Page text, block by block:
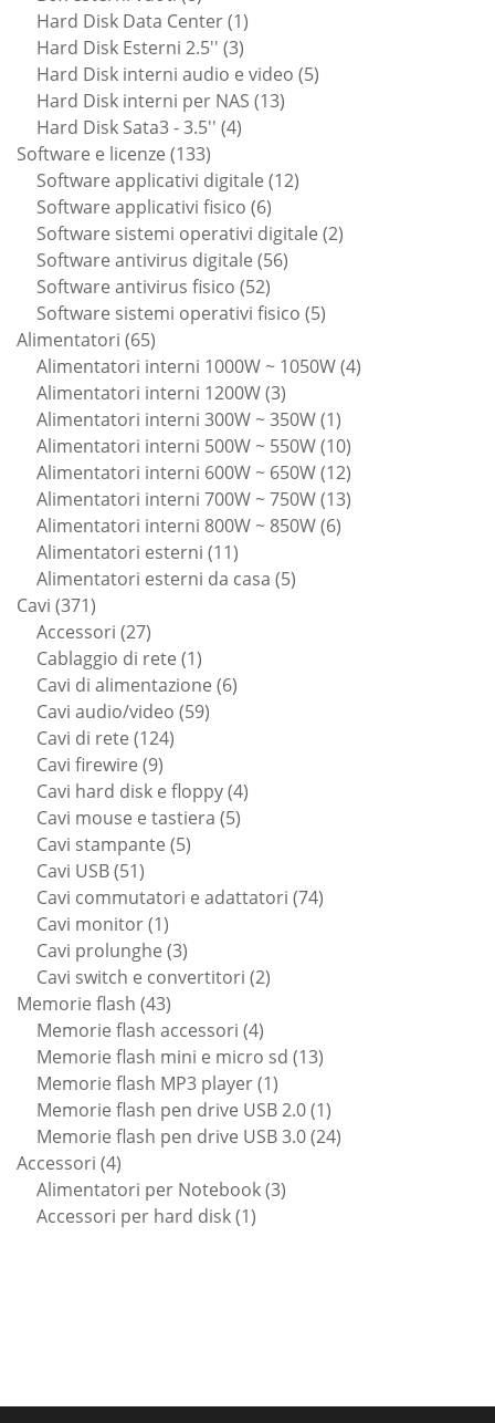
prodotti
Hard Disk Data Center 11
prodotto
Hard Disk Esterni 2.5'' 33
prodotti
Hard Disk interni audio e video 55
Hard Disk interni per NAS 1313
Hard Disk Sata3 - 3.5'' 44
Software e licenze 133133
prodotti
Software applicativi digitale 1212
Software applicativi fisico 66
prodotti
Software sistemi operativi digitale 22
Software antivirus digitale 5656
Software antivirus fisico 5252
prodotti
Software sistemi operativi fisico 55
Alimentatori 6565
prodotti
Alimentatori interni 1000W ~ 1050W 44
Alimentatori interni 1200W 33
prodotti
Alimentatori interni 300W ~ 350W 11
prodotto
Alimentatori interni 500W ~ 550W 1010
prodotti
Alimentatori interni 600W ~ 650W 1212
prodotti
Alimentatori interni 700W ~ 750W 1313
Alimentatori interni 800W ~ 850W 66
Alimentatori esterni 1111
prodotti
Alimentatori esterni da casa 55
Cavi 371371
prodotti
Accessori 2727
prodotti
Cablaggio di rete 11
prodotto
Cavi di alimentazione 66
Cavi audio/video 5959
Cavi di rete 124124
Cavi firewire 99
prodotti
Cavi hard disk e floppy 44
Cavi mouse e tastiera 55
Cavi stampante 55
Cavi USB 5151
prodotti
Cavi commutatori e adattatori 7474
Cavi monitor 11
prodotto
Cavi prolunghe 33
prodotti
Cavi switch e convertitori 22
Memorie flash 4343
prodotti
Memorie flash accessori 44
prodotti
Memorie flash mini e micro sd 1313
Memorie flash MP3 player 11
prodotto
Memorie flash pen drive USB 2.0 11
prodotto
Memorie flash pen drive USB 3.0 2424
Accessori 44
prodotti
Alimentatori per Notebook 33
Accessori per hard disk 11